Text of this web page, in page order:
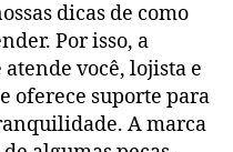
dicas de como
Por isso, a
você, lojista e
oferece suporte para
A marca